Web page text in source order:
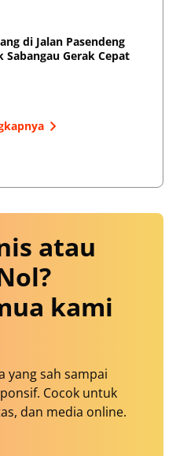
di Jalan Pasendeng
Sabangau Gerak Cepat
atau
kami
yang sah sampai
Cocok untuk
dan media online.